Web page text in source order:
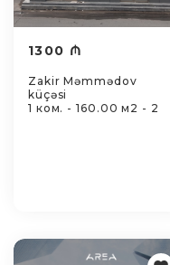
1300 ₼
Zakir Məmmədov
küçəsi
1 ком. - 160.00 м2 - 2